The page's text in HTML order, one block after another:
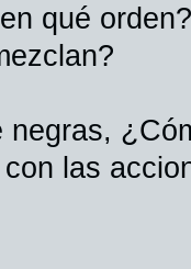
qué
negras,
las